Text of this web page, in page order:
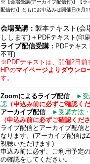
※【会場受講(アーカイブ配信付)】【ラ
配信付)】ともにお申込みは開催日(6月
会場受講： 製本テキスト(会
しします)＋ PDFテキスト(印
ライブ配信受講： PDFテキス
不可)
※PDFテキストは、開催2日前
HPのマイページよりダウンロ
す。
Zoomによるライブ配信
►受
認（申込み前に必ずご確認くだ
アーカイブ配信
►受講方法
（申込み前に必ずご確認くださ
ライブ配信とアーカイブ配信
なります。(アーカイブ配信は
視聴いただけます)
申込み前に必ず、ご利用予定
の確認をしてください。